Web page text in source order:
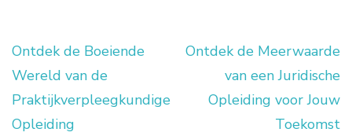
Berichtnavigatie
Ontdek de Boeiende
Wereld van de
Praktijkverpleegkundige
Opleiding
Ontdek de Meerwaarde
van een Juridische
Opleiding voor Jouw
Toekomst